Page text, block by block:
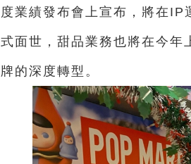
度業績發布會上宣布，將在IP
式面世，甜品業務也將在今年
牌的深度轉型。